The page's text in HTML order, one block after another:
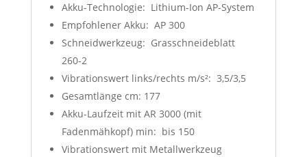
Akku-Technologie: Lithium-Ion AP-System
Empfohlener Akku: AP 300
Schneidwerkzeug: Grasschneideblatt
260-2
Vibrationswert links/rechts m/s²: 3,5/3,5
Gesamtlänge cm: 177
Akku-Laufzeit mit AR 3000 (mit
Fadenmähkopf) min: bis 150
Vibrationswert mit Metallwerkzeug